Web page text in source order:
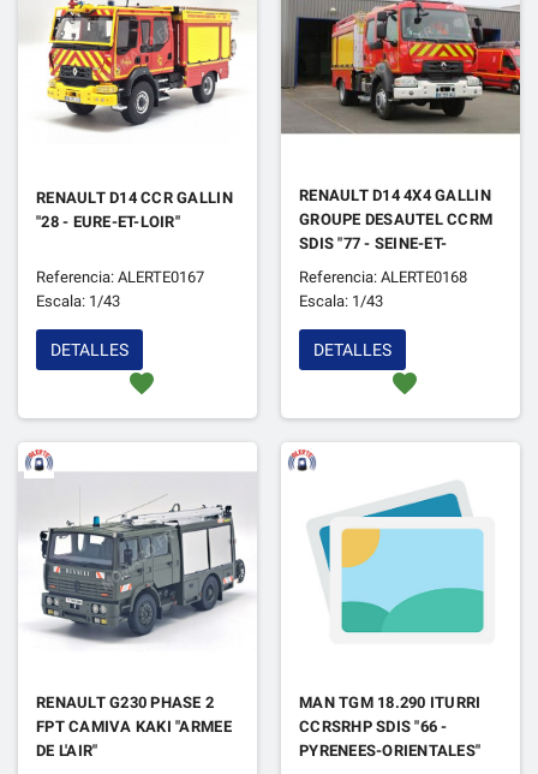
RENAULT D14 CCR GALLIN
"28 - EURE-ET-LOIR"
Referencia: ALERTE0167
Escala: 1/43
favorite
DETALLES
RENAULT D14 4X4 GALLIN
GROUPE DESAUTEL CCRM
SDIS "77 - SEINE-ET-
MARNE"
Referencia: ALERTE0168
Escala: 1/43
favorite
DETALLES
RENAULT G230 PHASE 2
FPT CAMIVA KAKI "ARMEE
DE L'AIR"
MAN TGM 18.290 ITURRI
CCRSRHP SDIS "66 -
PYRENEES-ORIENTALES"